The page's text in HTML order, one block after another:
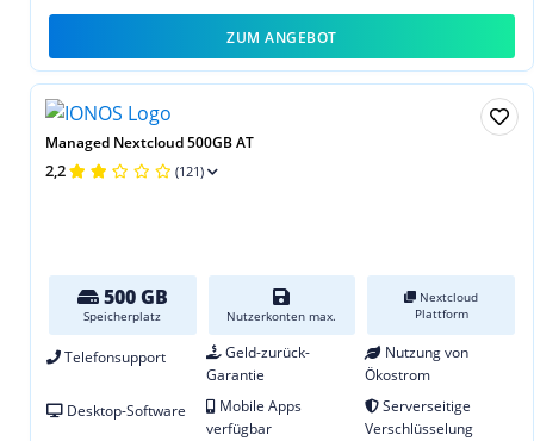
ZUM ANGEBOT
Managed Nextcloud 500GB AT
2,2 (121)
500 GB
Speicherplatz Nutzerkonten max.
Nextcloud
Plattform
Telefonsupport
Geld-zurück-
Garantie
Nutzung von
Ökostrom
Desktop-Software
Mobile Apps
verfügbar
Serverseitige
Verschlüsselung